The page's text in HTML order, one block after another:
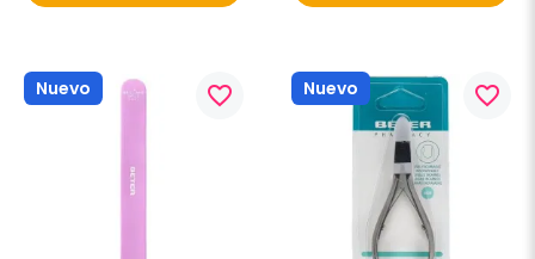
Nuevo favorite_border Nuevo favorite_border